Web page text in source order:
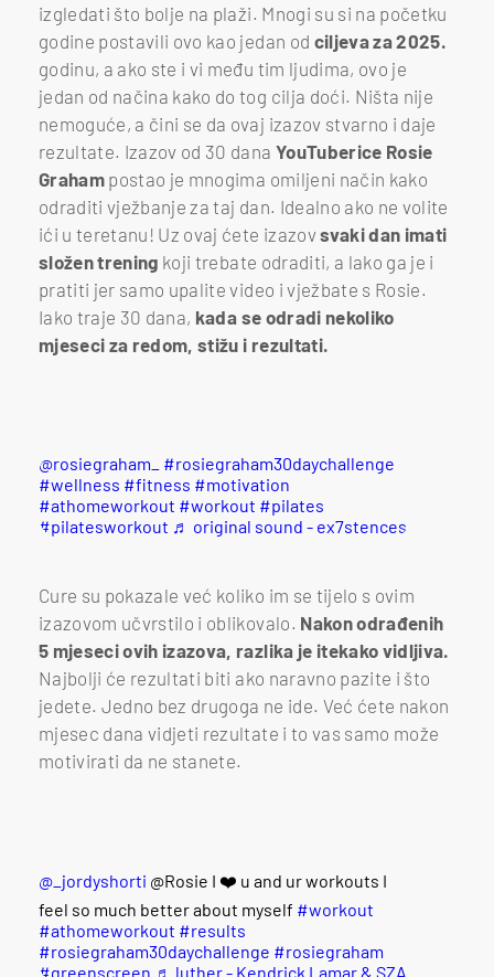
izgledati što bolje na plaži. Mnogi su si na početku
godine postavili ovo kao jedan od ciljeva za 2025.
godinu, a ako ste i vi među tim ljudima, ovo je
jedan od načina kako do tog cilja doći. Ništa nije
nemoguće, a čini se da ovaj izazov stvarno i daje
rezultate. Izazov od 30 dana YouTuberice Rosie
Graham postao je mnogima omiljeni način kako
odraditi vježbanje za taj dan. Idealno ako ne volite
ići u teretanu! Uz ovaj ćete izazovsvaki dan imati
složen trening koji trebate odraditi, a lako ga je i
pratiti jer samo upalite video i vježbate s Rosie.
Iako traje 30 dana, kada se odradi nekoliko
mjeseci za redom, stižu i rezultati.
@rosiegraham_
#rosiegraham30daychallenge
#wellness #fitness #motivation
#athomeworkout #workout #pilates
#pilatesworkout ♬ original sound - ex7stences
Cure su pokazale već koliko im se tijelo s ovim
izazovom učvrstilo i oblikovalo. Nakon odrađenih
5 mjeseci ovih izazova, razlika je itekako vidljiva.
Najbolji će rezultati biti ako naravno pazite i što
jedete. Jedno bez drugoga ne ide. Već ćete nakon
mjesec dana vidjeti rezultate i to vas samo može
motivirati da ne stanete.
@_jordyshorti @Rosie I ❤️ u and ur workouts I
feel so much better about myself #workout
#athomeworkout #results
#rosiegraham30daychallenge #rosiegraham
#greenscreen ♬ luther - Kendrick Lamar & SZA